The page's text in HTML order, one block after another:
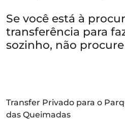
Se você está à
transferência para
sozinho, não
Transfer Privado para o
das Queimadas